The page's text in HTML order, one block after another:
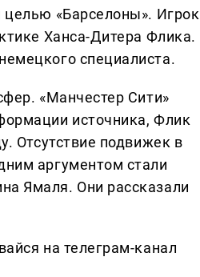
целью «Барселоны». Игрок
Ханса-Дитера Флика.
специалиста.
«Манчестер Сити»
источника, Флик
Отсутствие подвижек в
аргументом стали
Ямаля. Они рассказали
на телеграм-канал